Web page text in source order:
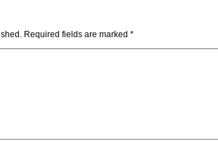
Required fields are marked *